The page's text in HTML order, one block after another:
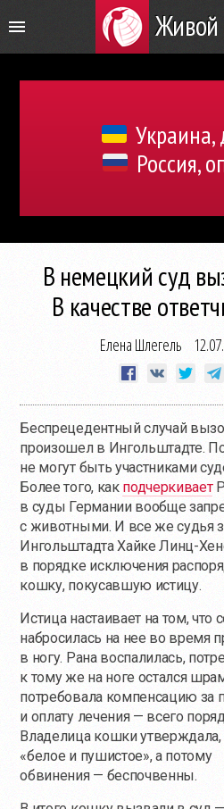
Живой
Украина,
Россия,
В немецкий суд
В качестве
Елена Шлегель
Беспрецедентный случай
произошел в Ингольштадте.
не могут быть участниками
Более того, как подчеркивает
в суды Германии вообще
с животными. И все же судья
Ингольштадта Хайке Линц-
в порядке исключения
кошку, покусавшую истицу.
Истица настаивает на том, что
набросилась на нее во время
в ногу. Рана воспалилась,
к тому же на ноге остался
потребовала компенсацию за
и оплату лечения — всего
Владелица кошки
«белое и пушистое», а потому
обвинения — беспочвенны.